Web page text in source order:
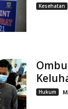
Kesehatan
Hukum